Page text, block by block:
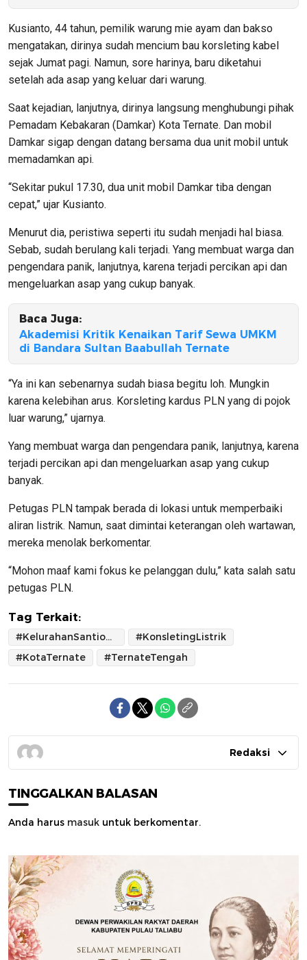
Kusianto, 44 tahun, pemilik warung mie ayam dan bakso
mengatakan, dirinya sudah mencium bau korsleting kabel
sejak Jumat pagi. Namun, sore harinya, baru diketahui
setelah ada asap yang keluar dari warung.
Saat kejadian, lanjutnya, dirinya langsung menghubungi pihak
Pemadam Kebakaran (Damkar) Kota Ternate. Dan mobil
Damkar sigap dengan datang bersama dua unit mobil untuk
memadamkan api.
“Sekitar pukul 17.30, dua unit mobil Damkar tiba dengan
cepat,” ujar Kusianto.
Menurut dia, peristiwa seperti itu sudah menjadi hal biasa.
Sebab, sudah berulang kali terjadi. Yang membuat warga dan
pengendara panik, lanjutnya, karena terjadi percikan api dan
mengeluarkan asap yang cukup banyak.
Baca Juga:
Akademisi Kritik Kenaikan Tarif Sewa UMKM
di Bandara Sultan Baabullah Ternate
“Ya ini kan sebenarnya sudah biasa begitu loh. Mungkin
karena kelebihan arus. Korsleting kardus PLN yang di pojok
luar warung,” ujarnya.
Yang membuat warga dan pengendara panik, lanjutnya, karena
terjadi percikan api dan mengeluarkan asap yang cukup
banyak.
Petugas PLN tampak berada di lokasi untuk memperbaiki
aliran listrik. Namun, saat dimintai keterangan oleh wartawan,
mereka menolak berkomentar.
“Mohon maaf kami fokus ke pelanggan dulu,” kata salah satu
petugas PLN.
Tag Terkait:
#KelurahanSantiong
#KonsletingListrik
#KotaTernate
#TernateTengah
Redaksi
TINGGALKAN BALASAN
Anda harus masuk untuk berkomentar.